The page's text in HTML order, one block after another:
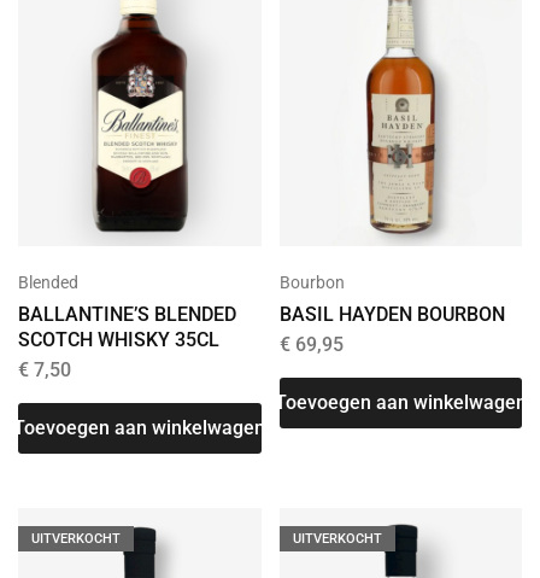
Blended
BALLANTINE’S BLENDED
SCOTCH WHISKY 35CL
€ 7,50
Toevoegen aan winkelwagen
Bourbon
BASIL HAYDEN BOURBON
€69,95
Toevoegen aan winkelwagen
UITVERKOCHT UITVERKOCHT